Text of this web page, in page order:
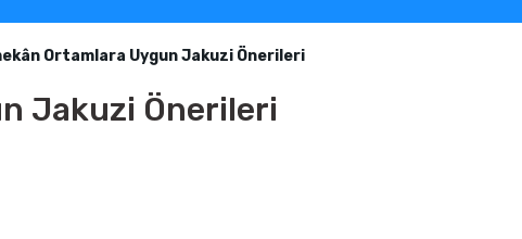
Ortamlara Uygun Jakuzi Önerileri
Jakuzi Önerileri